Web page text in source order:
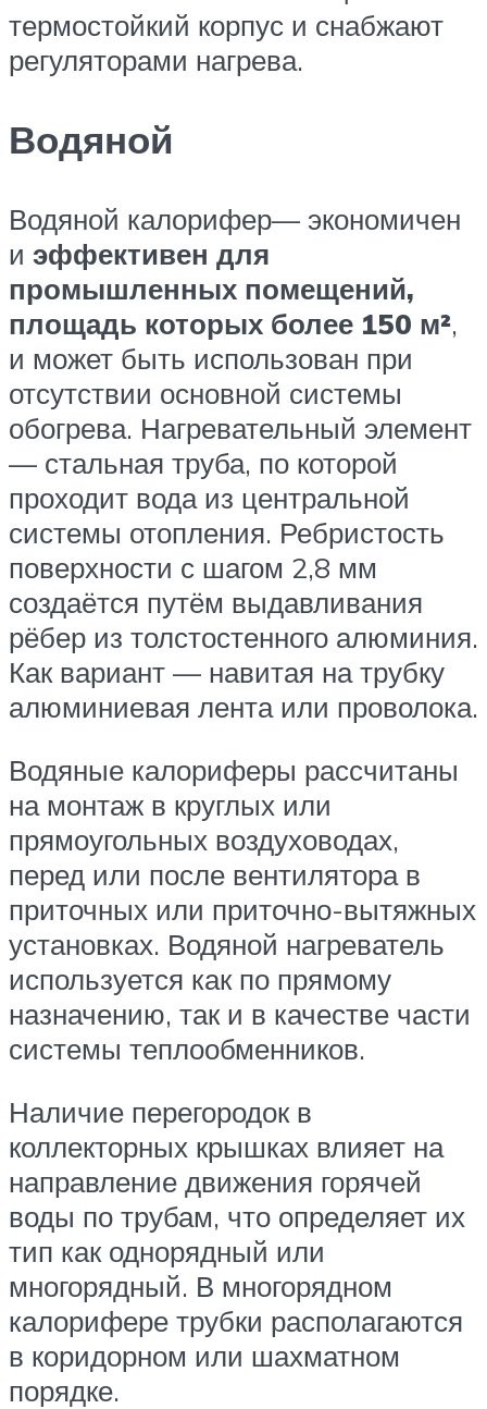
термостойкий корпус и снабжают
регуляторами нагрева.
Водяной
Водяной калорифер— экономичен
и эффективен для
промышленных помещений,
площадь которых более 150 м²,
и может быть использован при
отсутствии основной системы
обогрева. Нагревательный элемент
— стальная труба, по которой
проходит вода из центральной
системы отопления. Ребристость
поверхности с шагом 2,8 мм
создаётся путём выдавливания
рёбер из толстостенного алюминия.
Как вариант — навитая на трубку
алюминиевая лента или проволока.
Водяные калориферы рассчитаны
на монтаж в круглых или
прямоугольных воздуховодах,
перед или после вентилятора в
приточных или приточно-вытяжных
установках. Водяной нагреватель
используется как по прямому
назначению, так и в качестве части
системы теплообменников.
Наличие перегородок в
коллекторных крышках влияет на
направление движения горячей
воды по трубам, что определяет их
тип как однорядный или
многорядный. В многорядном
калорифере трубки располагаются
в коридорном или шахматном
порядке.